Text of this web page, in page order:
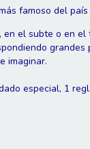
famoso del
el subte o en el
imaginar.
especial, 1